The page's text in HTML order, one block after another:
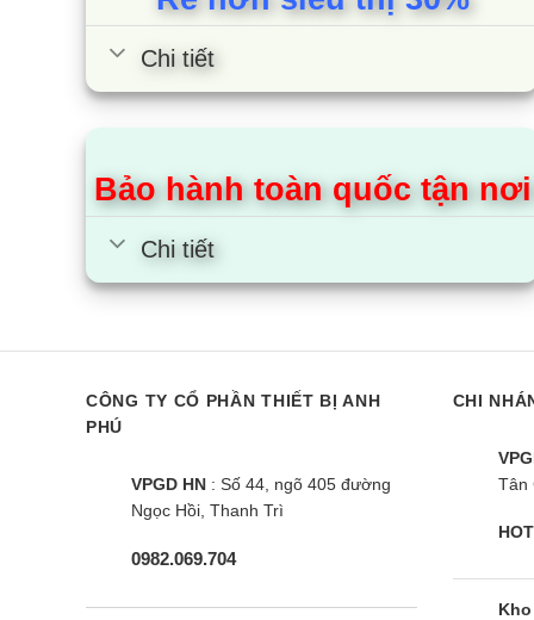
Sony
tại
nổi bật
Trong
Visual
có nhà
Chi tiết
Bảo hành toàn quốc tận nơi
Chi tiết
CÔNG TY CỔ PHẦN THIẾT BỊ ANH
PHÚ
VPGD HN : Số 44, ngõ 405 đường
Ngọc Hồi, Thanh Trì
0982.069.704
CHI
Tân
Kho